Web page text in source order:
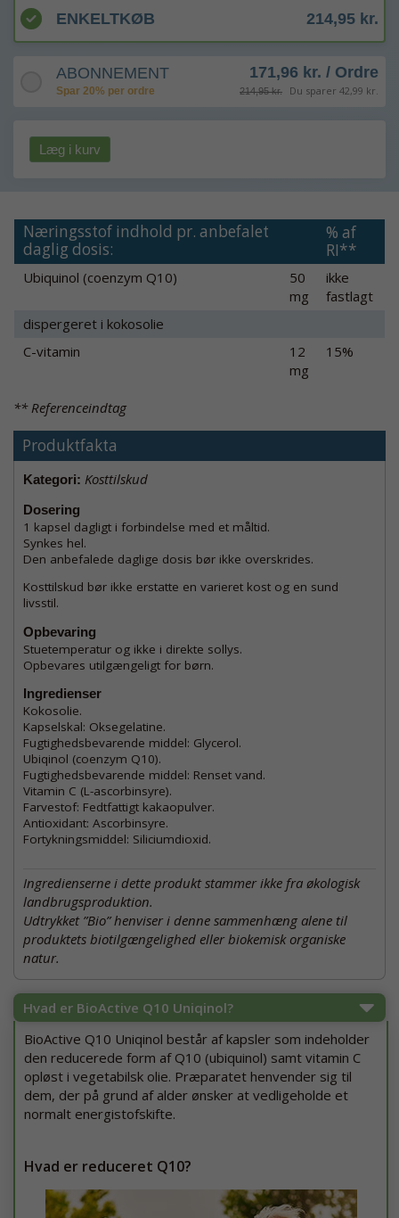
ENKELTKØB 214,95 kr.
ABONNEMENT
Spar 20% per ordre
171,96 kr. / Ordre
214,95 kr. Du sparer 42,99 kr.
Læg i kurv
Næringsstof indhold pr. anbefalet
daglig dosis:
% af
RI**
Ubiquinol (coenzym Q10)
50
mg
ikke
fastlagt
dispergeret i kokosolie
C-vitamin
12
mg
15%
** Referenceindtag
Produktfakta
Kategori: Kosttilskud
Dosering
1 kapsel dagligt i forbindelse med et måltid.
Synkes hel.
Den anbefalede daglige dosis bør ikke overskrides.
Kosttilskud bør ikke erstatte en varieret kost og en sund
livsstil.
Opbevaring
Stuetemperatur og ikke i direkte sollys.
Opbevares utilgængeligt for børn.
Ingredienser
Kokosolie.
Kapselskal: Oksegelatine.
Fugtighedsbevarende middel: Glycerol.
Ubiqinol (coenzym Q10).
Fugtighedsbevarende middel: Renset vand.
Vitamin C (L-ascorbinsyre).
Farvestof: Fedtfattigt kakaopulver.
Antioxidant: Ascorbinsyre.
Fortykningsmiddel: Siliciumdioxid.
Ingredienserne i dette produkt stammer ikke fra økologisk
landbrugsproduktion.
Udtrykket ”Bio” henviser i denne sammenhæng alene til
produktets biotilgængelighed eller biokemisk organiske
natur.
Hvad er BioActive Q10 Uniqinol?
BioActive Q10 Uniqinol består af kapsler som indeholder
den reducerede form af Q10 (ubiquinol) samt vitamin C
opløst i vegetabilsk olie. Præparatet henvender sig til
dem, der på grund af alder ønsker at vedligeholde et
normalt energistofskifte.
Hvad er reduceret Q10?